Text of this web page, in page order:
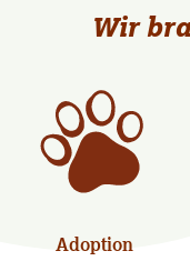
Wir
Adoption